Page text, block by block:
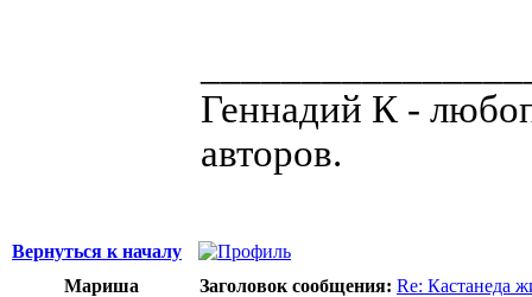
Геннадий К -
авторов.
Вернуться к началу
Мариша
Заголовок сообщения: Re: Кастанеда